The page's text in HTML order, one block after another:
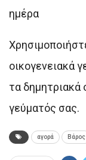
ημέρα
οικογενειακά
τα δημητριακά
γεύματός σας.
αγορά Βάρος